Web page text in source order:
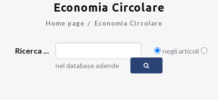
Economia Circolare
Home page Economia Circolare
Ricerca ...
negli articoli
nel database aziende